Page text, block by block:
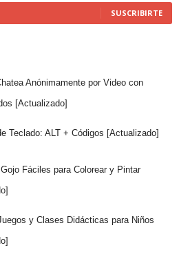
SUSCRIBIRTE
Anónimamente por Video con
[Actualizado]
Teclado: ALT + Códigos [Actualizado]
Fáciles para Colorear y Pintar
y Clases Didácticas para Niños